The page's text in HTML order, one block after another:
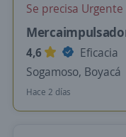
Se precisa Urgente
4,6
Eficacia
Sogamoso, Boyacá
Hace 2 días